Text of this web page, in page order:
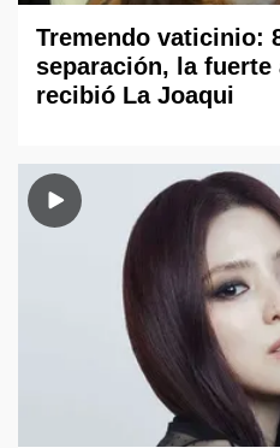
Tremendo vaticinio:
separación, la fuerte
recibió La Joaqui